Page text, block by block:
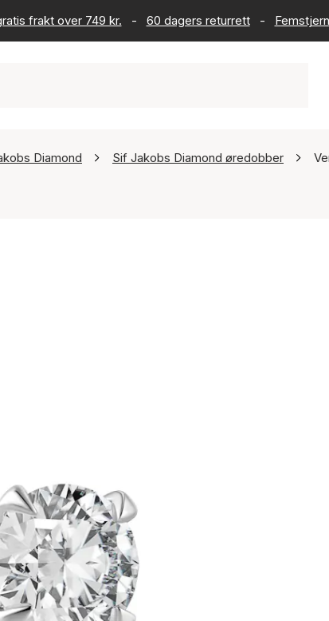
frakt over 749 kr. - 60 dagers returrett -
Diamond Sif Jakobs Diamond øredobber